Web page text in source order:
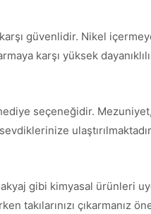
güvenlidir. Nikel
karşı yüksek
seçeneğidir.
gibi kimyasal ürünleri
takılarınızı çıkarmanız